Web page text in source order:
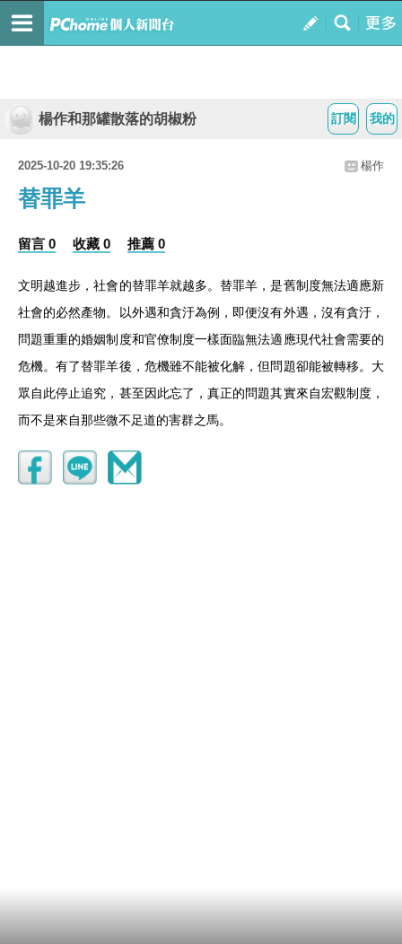
我的
訂閱
楊作和那罐散落的胡椒粉
2025-10-20 19:35:26 楊作
替罪羊
留言 0 收藏 0 推薦 0
文明越進步，社會的替罪羊就越多。替罪羊，是舊制度無法適應新
社會的必然產物。以外遇和貪汙為例，即便沒有外遇，沒有貪汙，
問題重重的婚姻制度和官僚制度一樣面臨無法適應現代社會需要的
危機。有了替罪羊後，危機雖不能被化解，但問題卻能被轉移。大
眾自此停止追究，甚至因此忘了，真正的問題其實來自宏觀制度，
而不是來自那些微不足道的害群之馬。